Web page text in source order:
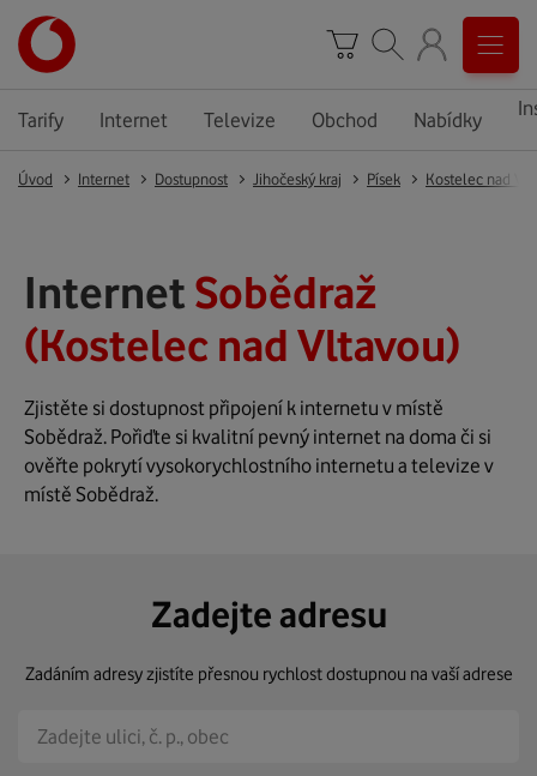
Tarify Internet Televize Obchod Nabídky
Úvod Internet Dostupnost Jihočeský kraj Písek Kostelec nad
Internet Sobědraž
(Kostelec nad Vltavou)
Zjistěte si dostupnost připojení k internetu v místě
Sobědraž. Pořiďte si kvalitní pevný internet na doma či si
ověřte pokrytí vysokorychlostního internetu a televize v
místě Sobědraž.
Zadejte adresu
Zadáním adresy zjistíte přesnou rychlost dostupnou na vaší adrese